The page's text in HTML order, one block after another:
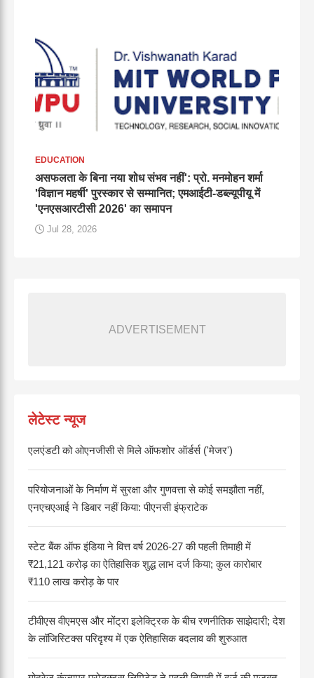
EDUCATION
असफलता के बिना नया शोध संभव नहीं': प्रो. मनमोहन शर्मा
'विज्ञान महर्षी' पुरस्कार से सम्मानित; एमआईटी-डब्ल्यूपीयू में
'एनएसआरटीसी 2026' का समापन
Jul 28, 2026
ADVERTISEMENT
लेटेस्ट न्यूज
एलएंडटी को ओएनजीसी से मिले ऑफशोर ऑर्डर्स ('मेजर')
परियोजनाओं के निर्माण में सुरक्षा और गुणवत्ता से कोई समझौता नहीं,
एनएचएआई ने डिबार नहीं किया: पीएनसी इंफ्राटेक
स्टेट बैंक ऑफ इंडिया ने वित्त वर्ष 2026-27 की पहली तिमाही में
₹21,121 करोड़ का ऐतिहासिक शुद्ध लाभ दर्ज किया; कुल कारोबार
₹110 लाख करोड़ के पार
टीवीएस वीएमएस और मोंट्रा इलेक्ट्रिक के बीच रणनीतिक साझेदारी; देश
के लॉजिस्टिक्स परिदृश्य में एक ऐतिहासिक बदलाव की शुरुआत